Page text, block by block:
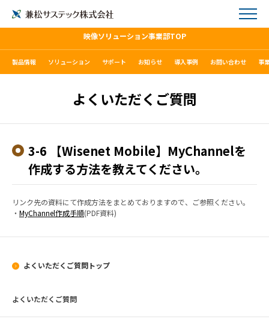
映像ソリューション事業部TOP
製品情報 ソリューション サポート お知らせ 導入事例 お問い合わせ 事
よくいただくご質問
3-6 【Wisenet Mobile】MyChannelを
作成する方法を教えてください。
リンク先の資料にて作成方法をまとめておりますので、ご参照ください。
・ MyChannel作成手順(PDF資料)
よくいただくご質問トップ
よくいただくご質問